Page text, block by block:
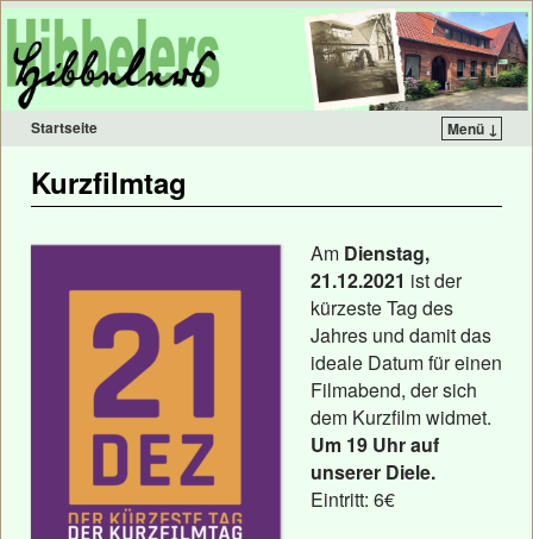
Startseite Menü ↓
Kurzfilmtag
Am Dienstag,
21.12.2021 ist der
kürzeste Tag des
Jahres und damit das
ideale Datum für einen
Filmabend, der sich
dem Kurzfilm widmet.
Um 19 Uhr auf
unserer Diele.
Eintritt: 6€